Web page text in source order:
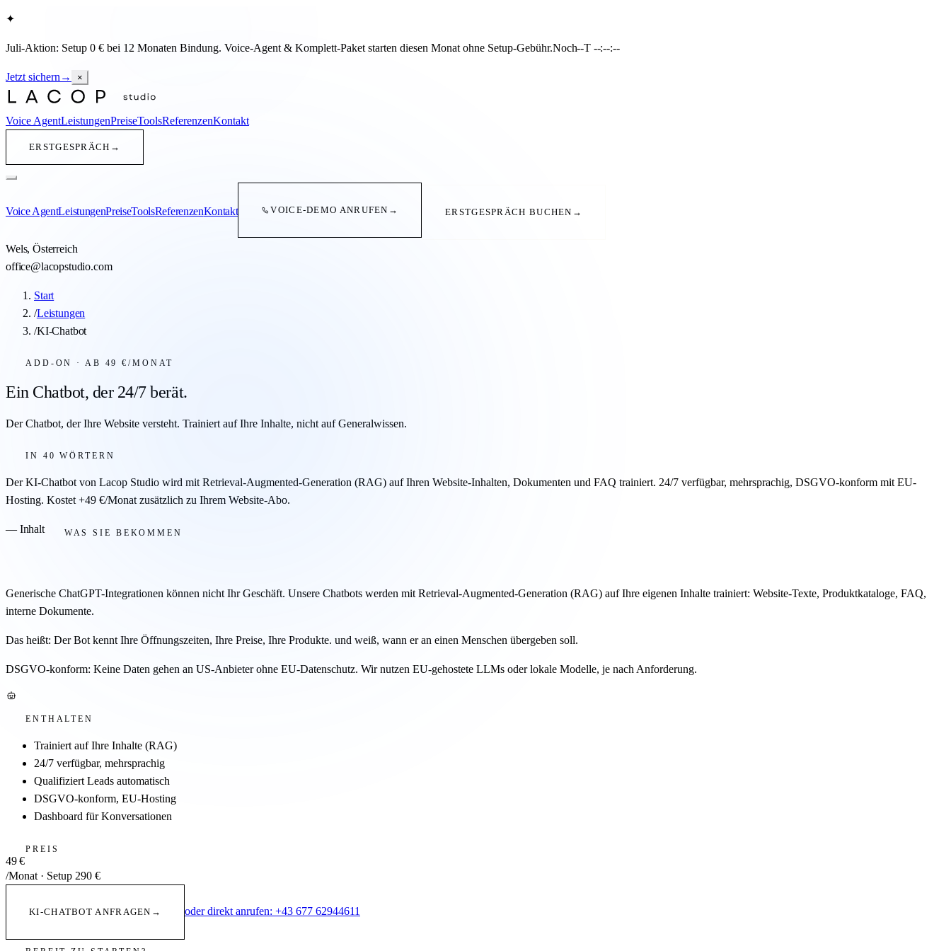
✦
Juli-Aktion: Setup 0 € bei 12 Monaten Bindung Voice-Agent & Komplett-Paket starten diesen Monat ohne Setup-Gebühr.Noch --T --:--:--
Jetzt sichern ×
Voice AgentLeistungenPreiseToolsReferenzenKontakt
ERSTGESPRÄCH
Voice AgentLeistungenPreiseToolsReferenzenKontakt VOICE-DEMO ANRUFEN ERSTGESPRÄCH BUCHEN
Wels,Österreich
office@lacopstudio.com
Start
/Leistungen
/KI-Chatbot
ADD-ON · AB 49 €/MONAT
Ein Chatbot, der 24/7 berät.
Der Chatbot, der Ihre Website versteht. Trainiert auf Ihre Inhalte, nicht auf Generalwissen.
IN 40 WÖRTERN
Der KI-Chatbot von Lacop Studio wird mit Retrieval-Augmented-Generation (RAG) auf Ihren Website-Inhalten, Dokumenten und FAQ trainiert. 24/7 verfügbar, mehrsprachig, DSGVO-konform mit EU-
Hosting. Kostet +49 €/Monat zusätzlich zu Ihrem Website-Abo.
— Inhalt WAS SIE BEKOMMEN
Generische ChatGPT-Integrationen können nicht Ihr Geschäft. Unsere Chatbots werden mit Retrieval-Augmented-Generation (RAG) auf Ihre eigenen Inhalte trainiert: Website-Texte, Produktkataloge, FAQ,
interne Dokumente.
Das heißt: Der Bot kennt Ihre Öffnungszeiten, Ihre Preise, Ihre Produkte. und weiß, wann er an einen Menschen übergeben soll.
DSGVO-konform: Keine Daten gehen an US-Anbieter ohne EU-Datenschutz. Wir nutzen EU-gehostete LLMs oder lokale Modelle, je nach Anforderung.
ENTHALTEN
Trainiert auf Ihre Inhalte (RAG)
24/7 verfügbar, mehrsprachig
Qualifiziert Leads automatisch
DSGVO-konform, EU-Hosting
Dashboard für Konversationen
PREIS
49 €
/Monat · Setup 290 €
KI-CHATBOT ANFRAGEN oder direkt anrufen: +43 677 62944611
BEREIT ZU STARTEN?